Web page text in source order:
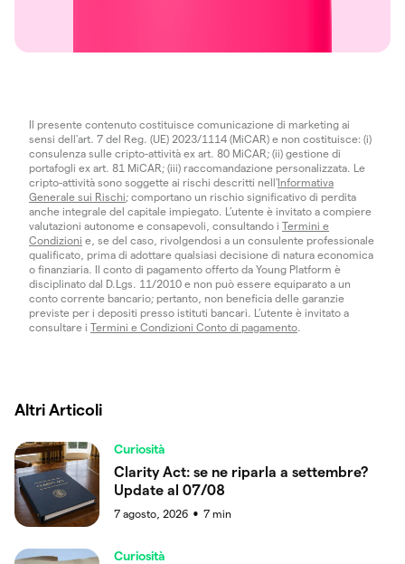
Il presente contenuto costituisce comunicazione di marketing ai
sensi dell'art. 7 del Reg. (UE) 2023/1114 (MiCAR) e non costituisce: (i)
consulenza sulle cripto-attività ex art. 80 MiCAR; (ii) gestione di
portafogli ex art. 81 MiCAR; (iii) raccomandazione personalizzata. Le
cripto-attività sono soggette ai rischi descritti nell'Informativa
Generale sui Rischi; comportano un rischio significativo di perdita
anche integrale del capitale impiegato. L’utente è invitato a compiere
valutazioni autonome e consapevoli, consultando i Termini e
Condizioni e, se del caso, rivolgendosi a un consulente professionale
qualificato, prima di adottare qualsiasi decisione di natura economica
o finanziaria. Il conto di pagamento offerto da Young Platform è
disciplinato dal D.Lgs. 11/2010 e non può essere equiparato a un
conto corrente bancario; pertanto, non beneficia delle garanzie
previste per i depositi presso istituti bancari. L’utente è invitato a
consultare i Termini e Condizioni Conto di pagamento.
Altri Articoli
Curiosità
Clarity Act: se ne riparla a settembre?
Update al 07/08
7 agosto, 2026 ● 7 min
Curiosità